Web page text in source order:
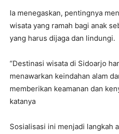
Ia menegaskan, pentingnya
wisata yang ramah bagi anak
yang harus dijaga dan lindungi.
“Destinasi wisata di Sidoarjo
menawarkan keindahan alam
memberikan keamanan dan
katanya
Sosialisasi ini menjadi langkah